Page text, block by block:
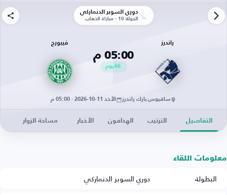
دوري السوبر الدنماركي
الجولة 10 - مباراة الذهاب
راندرز
05:00 م
66يوم
فيبورج
سافيوس بارك راندرز الأحد 11-10-2026 · 05:00 م
التفاصيل الترتيب الهدافون الأخبار مساحة الزوار
معلومات اللقاء
البطولة
دوري السوبر الدنماركي